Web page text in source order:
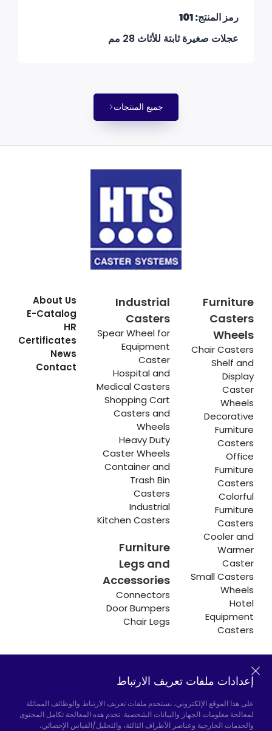
رمز المنتج: 101
عجلات صغيرة ثابتة للأثاث 28 مم
جميع المنتجات
Furniture
Casters
Wheels
Chair Casters
Shelf and
Display
Caster
Wheels
Decorative
Furniture
Casters
Office
Furniture
Casters
Colorful
Furniture
Casters
Cooler and
Warmer
Caster
Small Casters
Wheels
Hotel
Equipment
Casters
Industrial
Casters
Spear Wheel for
Equipment
Caster
Hospital and
Medical Casters
Shopping Cart
Casters and
Wheels
Heavy Duty
Caster Wheels
Container and
Trash Bin
Casters
Industrial
Kitchen Casters
Furniture
Legs and
Accessories
Connectors
Door Bumpers
Chair Legs
About Us
E-Catalog
HR
Certificates
News
Contact
Hadımköy المصنع:
Atatürk Industrial Zone,
Arnavutköy/Istanbul
إعدادات ملفات تعريف الارتباط
على هذا الموقع الإلكتروني، نستخدم ملفات تعريف الارتباط والوظائف المماثلة
لمعالجة معلومات الجهاز والبيانات الشخصية. تخدم هذه المعالجة تكامل المحتوى
والخدمات الخارجية وعناصر الأطراف الثالثة، والتحليل/القياس الإحصائي،